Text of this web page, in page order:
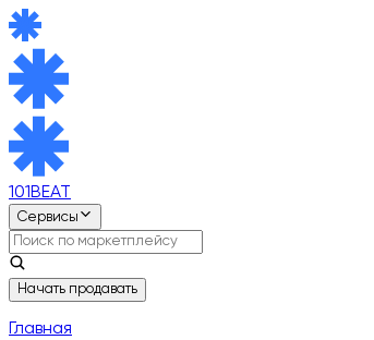
101BEAT
Сервисы
Начать продавать
Главная